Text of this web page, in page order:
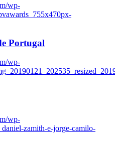
wp-
Portugal
wp-
wp-
zamith-e-jorge-camilo-